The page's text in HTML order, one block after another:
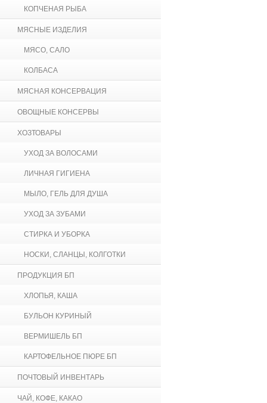
КОПЧЕНАЯ РЫБА
МЯСНЫЕ ИЗДЕЛИЯ
МЯСО, САЛО
КОЛБАСА
МЯСНАЯ КОНСЕРВАЦИЯ
ОВОЩНЫЕ КОНСЕРВЫ
ХОЗТОВАРЫ
УХОД ЗА ВОЛОСАМИ
ЛИЧНАЯ ГИГИЕНА
МЫЛО, ГЕЛЬ ДЛЯ ДУША
УХОД ЗА ЗУБАМИ
СТИРКА И УБОРКА
НОСКИ, СЛАНЦЫ, КОЛГОТКИ
ПРОДУКЦИЯ БП
ХЛОПЬЯ, КАША
БУЛЬОН КУРИНЫЙ
ВЕРМИШЕЛЬ БП
КАРТОФЕЛЬНОЕ ПЮРЕ БП
ПОЧТОВЫЙ ИНВЕНТАРЬ
ЧАЙ, КОФЕ, КАКАО